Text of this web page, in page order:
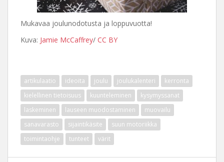
Mukavaa joulunodotusta ja loppuvuotta!
Kuva: Jamie McCaffrey/ CC BY
artikulaatio ideoita joulu joulukalenteri
kerronta
kielellinen tietoisuus
kuunteleminen
kysymyssanat
laskeminen
lauseen muodostaminen
muovailu
sanavarasto
sijaintikäsite
suun motoriikka
toimintaohje
tunteet värit